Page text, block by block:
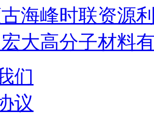
古海峰时联资源
宏大高分子材料
们
议